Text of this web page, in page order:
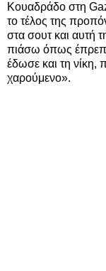
Κουαδράδο στη
το τέλος της
στα σουτ και αυτή
πιάσω όπως
έδωσε και τη νίκη,
χαρούμενο».